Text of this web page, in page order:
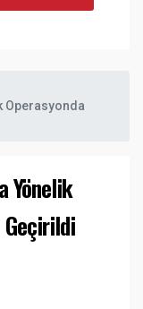
Operasyonda
Yönelik
Geçirildi